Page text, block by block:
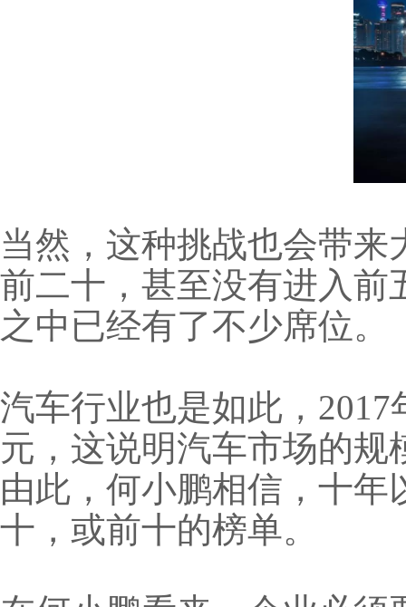
当然，这种挑战也会带
前二十，甚至没有进入前
之中已经有了不少席位。
汽车行业也是如此，
元，这说明汽车市场的
由此，何小鹏相信，十
十，或前十的榜单。